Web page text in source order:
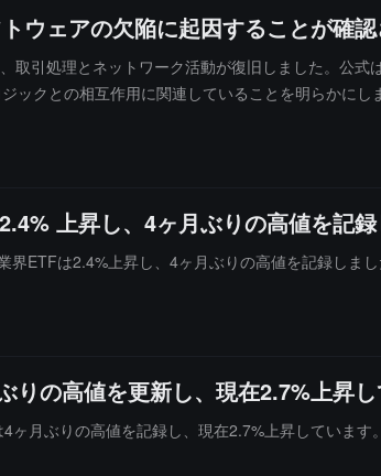
ェアの欠陥に起因することが確認
引処理とネットワーク活動が復旧しました。公
ックとの相互作用に関連していることを明らかに
の展開を完了し、公式は元の脆弱性によって引
上昇し、4ヶ月ぶりの高値を記録
ETFは2.4%上昇し、4ヶ月ぶりの高値を記録しまし
の高値を更新し、現在2.7%上昇し
月ぶりの高値を記録し、現在2.7%上昇しています。